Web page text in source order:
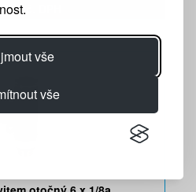
vše
vše
vč. DPH